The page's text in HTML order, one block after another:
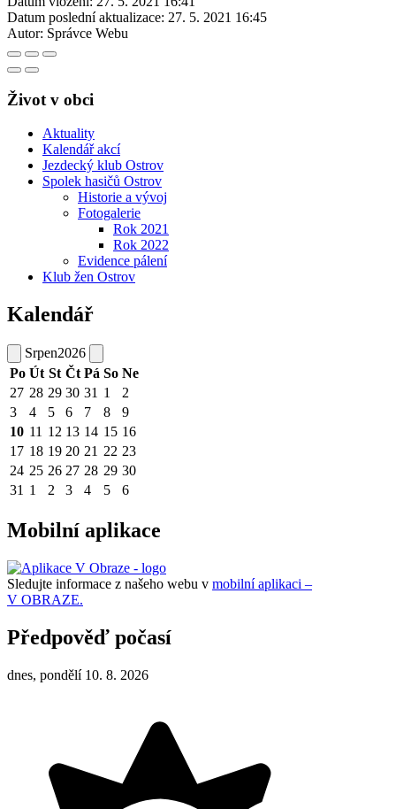
Datum poslední aktualizace: 27. 5. 2021 16:45
Autor: Správce Webu
Život v obci
Aktuality
Kalendář akcí
Jezdecký klub Ostrov
Spolek hasičů Ostrov
Historie a vývoj
Fotogalerie
Rok 2021
Rok 2022
Evidence pálení
Klub žen Ostrov
Kalendář
Srpen2026
Po Út St Čt Pá So Ne
27 28 29 30 31 1
2
3
4 5 6 7 8
9
10 11 12 13 14 15 16
17 18 19 20 21 22 23
24 25 26 27 28 29 30
31 1 2 3 4 5 6
Mobilní aplikace
Sledujte informace z našeho webu v mobilní aplikaci –
V OBRAZE.
Předpověď počasí
dnes, pondělí 10. 8. 2026